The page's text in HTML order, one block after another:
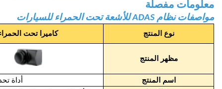
معلومات مفصلة
مواصفات نظام ADAS للأشعة تحت الحمراء للسيارات
نوع المنتج كاميرا تحت
مظهر المنتج
اسم المنتج
أداة